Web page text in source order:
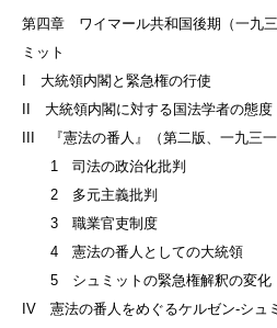
第四章 ワイマール共和国後期（一九
ミット
I 大統領内閣と緊急権の行使
II 大統領内閣に対する国法学者の態度
III 『憲法の番人』（第二版、一九三一
1 司法の政治化批判
2 多元主義批判
3 職業官吏制度
4 憲法の番人としての大統領
5 シュミットの緊急権解釈の変化
IV 憲法の番人をめぐるケルゼン‐シュ